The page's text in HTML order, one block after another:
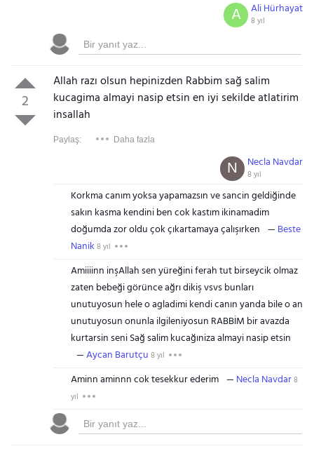
Ali Hürhayat
8 yıl
A
2
Allah razı olsun hepinizden Rabbim sağ salim
kucagima almayi nasip etsin en iyi sekilde atlatirim
insallah
Paylaş: Daha fazla
Necla Navdar
8 yıl
N
Korkma canım yoksa yapamazsın ve sancin geldiğinde
sakın kasma kendini ben cok kastım ikinamadim
doğumda zor oldu çok çıkartamaya çalışırken
Beste
Nanik 8 yıl
Amiiiinn inşAllah sen yüreğini ferah tut birseycik olmaz
zaten bebeği görünce ağrı dikiş vsvs bunları
unutuyosun hele o agladimi kendi canın yanda bile o an
unutuyosun onunla ilgileniyosun RABBİM bir avazda
kurtarsin seni Sağ salim kucağıniza almayi nasip etsin
Aycan Barutçu 8 yıl
Aminn aminnn cok tesekkur ederim Necla Navdar8
yıl